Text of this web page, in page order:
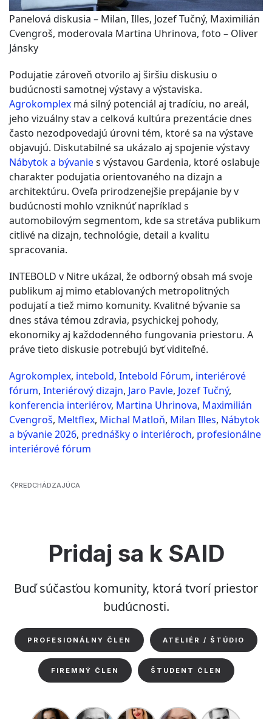
Panelová diskusia – Milan, Illes, Jozef Tučný, Maximilián
Cvengroš, moderovala Martina Uhrinova, foto – Oliver
Jánsky
Podujatie zároveň otvorilo aj širšiu diskusiu o
budúcnosti samotnej výstavy a výstaviska.
Agrokomplex má silný potenciál aj tradíciu, no areál,
jeho vizuálny stav a celková kultúra prezentácie dnes
často nezodpovedajú úrovni tém, ktoré sa na výstave
objavujú. Diskutabilné sa ukázalo aj spojenie výstavy
Nábytok a bývanies výstavou Gardenia, ktoré oslabuje
charakter podujatia orientovaného na dizajn a
architektúru. Oveľa prirodzenejšie prepájanie by v
budúcnosti mohlo vzniknúť napríklad s
automobilovým segmentom, kde sa stretáva publikum
citlivé na dizajn, technológie, detail a kvalitu
spracovania.
INTEBOLD v Nitre ukázal, že odborný obsah má svoje
publikum aj mimo etablovaných metropolitných
podujatí a tiež mimo komunity. Kvalitné bývanie sa
dnes stáva témou zdravia, psychickej pohody,
ekonomiky aj každodenného fungovania priestoru. A
práve tieto diskusie potrebujú byť viditeľné.
Agrokomplex, intebold, Intebold Fórum, interiérové
fórum, Interiérový dizajn, Jaro Pavle, Jozef Tučný,
konferencia interiérov, Martina Uhrinova, Maximilián
Cvengroš, Meltflex, Michal Matloň, Milan Illes, Nábytok
a bývanie 2026, prednášky o interiéroch, profesionálne
interiérové fórum
PREDCHÁDZAJÚCA
Pridaj sa k SAID
Buď súčasťou komunity, ktorá tvorí priestor
budúcnosti.
PROFESIONÁLNY ČLEN ATELIÉR / ŠTÚDIO
FIREMNÝ ČLEN ŠTUDENT ČLEN